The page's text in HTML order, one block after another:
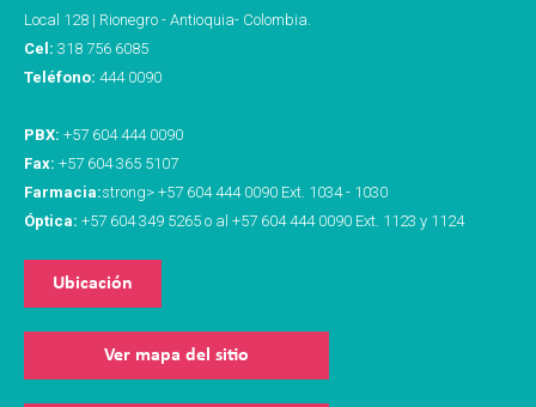
Local 128 | Rionegro - Antioquia- Colombia.
Cel: 318 756 6085
Teléfono: 444 0090
PBX: +57 604 444 0090
Fax: +57 604 365 5107
Farmacia:strong> +57 604 444 0090 Ext. 1034 - 1030
Óptica: +57 604 349 5265 o al +57 604 444 0090 Ext. 1123 y 1124
Ubicación
Ver mapa del sitio